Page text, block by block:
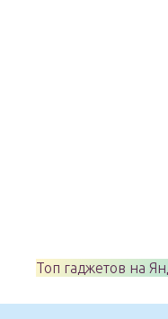
Топ гаджетов на